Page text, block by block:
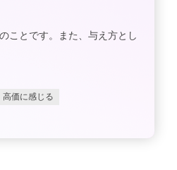
ことです。また、与え方とし
高価に感じる